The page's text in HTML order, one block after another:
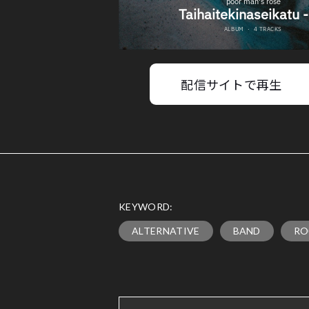
配信サイトで再生
KEYWORD:
ALTERNATIVE BAND